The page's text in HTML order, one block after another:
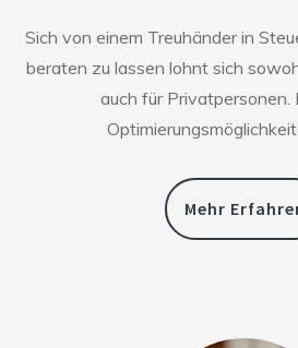
Sich von einem Treuhänder in
beraten zu lassen lohnt sich
auch für Privatpersonen.
Mehr